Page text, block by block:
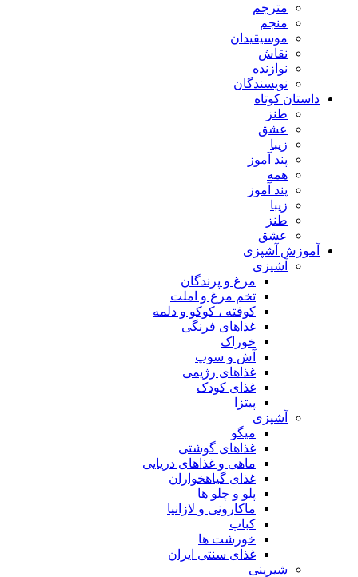
مترجم
منجم
موسیقیدان
نقاش
نوازنده
نویسندگان
داستان کوتاه
طنز
عشق
زیبا
پند آموز
همه
پند آموز
زیبا
طنز
عشق
آموزش آشپزی
آشپزی
مرغ و پرندگان
تخم مرغ و املت
کوفته ، کوکو و دلمه
غذاهای فرنگی
خوراک
آش و سوپ
غذاهای رژیمی
غذای کودک
پیتزا
آشپزی
میگو
غذاهای گوشتی
ماهی و غذاهای دریایی
غذای گیاهخواران
پلو و چلو ها
ماکارونی و لازانیا
کباب
خورشت ها
غذای سنتی ایران
شیرینی